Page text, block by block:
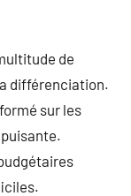
de
différenciation.
sur les